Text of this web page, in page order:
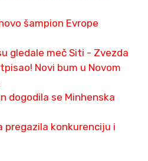
šampion Evrope
gledale meč Siti - Zvezda
Novi bum u Novom
dogodila se Minhenska
pregazila konkurenciju i